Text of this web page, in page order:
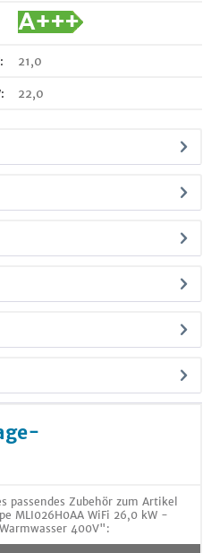
21,0
22,0
Zubehör zum Artikel
MLI026H0AA WiFi 26,0 kW -
400V":